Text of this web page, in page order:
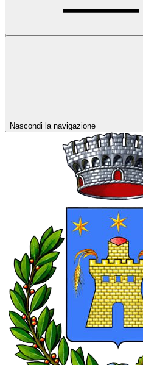
Nascondi la navigazione